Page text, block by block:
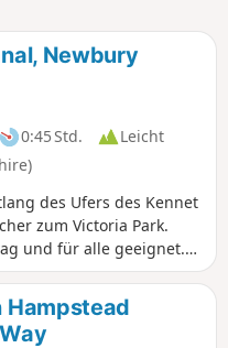
Newbury
0:45 Std.
Leicht
des Ufers des Kennet
zum Victoria Park.
und für alle geeignet.
im Museum oder
Tag.
Hampstead